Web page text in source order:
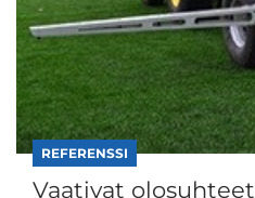
REFERENSSI
Vaativat olosuhteet